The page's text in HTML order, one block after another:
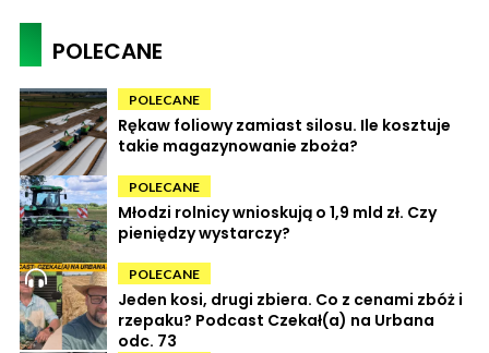
POLECANE
POLECANE
Rękaw foliowy zamiast silosu. Ile kosztuje
takie magazynowanie zboża?
POLECANE
Młodzi rolnicy wnioskują o 1,9 mld zł. Czy
pieniędzy wystarczy?
POLECANE
Jeden kosi, drugi zbiera. Co z cenami zbóż i
rzepaku? Podcast Czekał(a) na Urbana
odc. 73